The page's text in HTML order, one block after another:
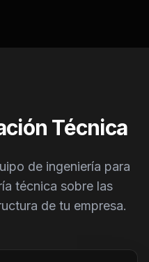
Técnica
de ingeniería para
técnica sobre las
de tu empresa.